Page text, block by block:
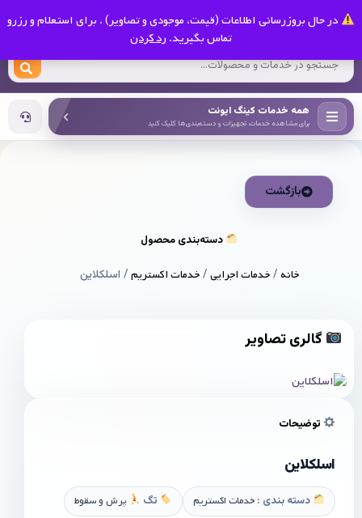
در حال بروزرسانی اطلاعات (قیمت، موجودی و تصاویر) . برای استعلام و رزرو
تماس بگیرید. رد کردن
کینگ ایونت
همه خدمات کینگ ایونت
برای مشاهده خدمات، تجهیزات و دسته‌بندی‌ها کلیک کنید
بازگشت
دسته‌بندی محصول
خانه/خدمات اجرایی/خدمات اکستریم/ اسلکلاین
گالری تصاویر
توضیحات
اسلکلاین
دسته بندی : خدمات اکستریم تگ پرش و سقوط